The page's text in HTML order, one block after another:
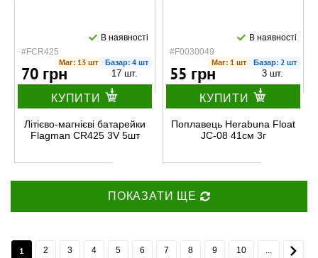
#FCR425
В наявності
Маг: 13 шт Базар: 4 шт
70 грн 17 шт.
КУПИТИ
Літієво-магнієві батарейки
Flagman CR425 3V 5шт
#F0030049
В наявності
Маг: 1 шт Базар: 2 шт
55 грн 3 шт.
КУПИТИ
Поплавець Herabuna Float
JC-08 41см 3г
ПОКАЗАТИ ЩЕ
1 2 3 4 5 6 7 8 9 10 ...